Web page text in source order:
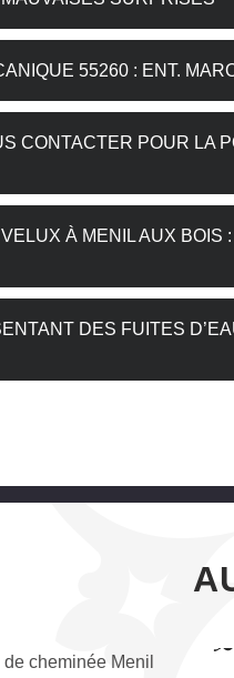
55260 : ENT.
CONTACTER POUR LA
À MENIL AUX
DES FUITES
cheminée Menil